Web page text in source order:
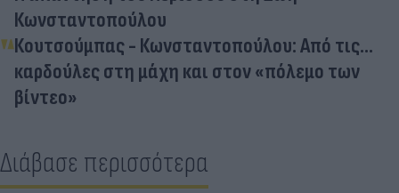
Κωνσταντοπούλου
Κουτσούμπας - Κωνσταντοπούλου: Από τις...
καρδούλες στη μάχη και στον «πόλεμο των
βίντεο»
Διάβασε περισσότερα